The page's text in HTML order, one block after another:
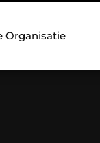
Organisatie